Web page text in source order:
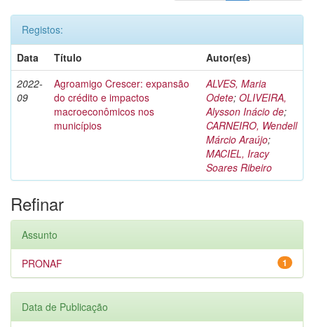
Registos:
Data
Título
Autor(es)
2022-
09
Agroamigo Crescer: expansão
do crédito e impactos
macroeconômicos nos
municípios
ALVES, Maria
Odete; OLIVEIRA,
Alysson Inácio de;
CARNEIRO, Wendell
Márcio Araújo;
MACIEL, Iracy
Soares Ribeiro
Refinar
Assunto
1
PRONAF
Data de Publicação